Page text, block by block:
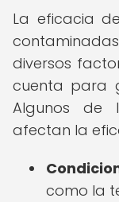
La eficacia
diversos
cuenta para
Algunos de
afectan la
como la